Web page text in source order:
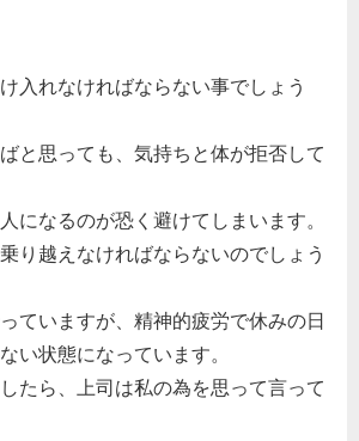
入れなければならない事でしょう
と思っても、気持ちと体が拒否して
になるのが恐く避けてしまいます。
り越えなければならないのでしょう
ていますが、精神的疲労で休みの日
い状態になっています。
たら、上司は私の為を思って言って